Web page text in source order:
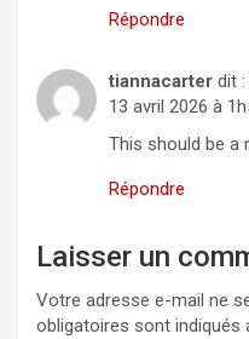
Répondre
tiannacarter dit :
13 avril 2026 à
This should be a
Répondre
Laisser un
Votre adresse e-mail ne
obligatoires sont indiqués